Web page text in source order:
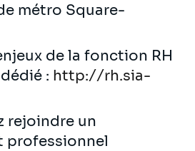
métro Square-
de la fonction RH
: http://rh.sia-
rejoindre un
professionnel